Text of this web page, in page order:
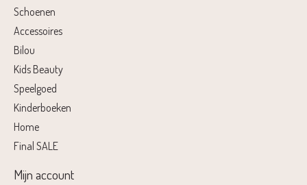
Schoenen
Accessoires
Bilou
Kids Beauty
Speelgoed
Kinderboeken
Home
Final SALE
Mijn account